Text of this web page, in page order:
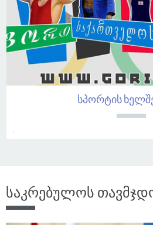
სპორტის
საკრებულოს